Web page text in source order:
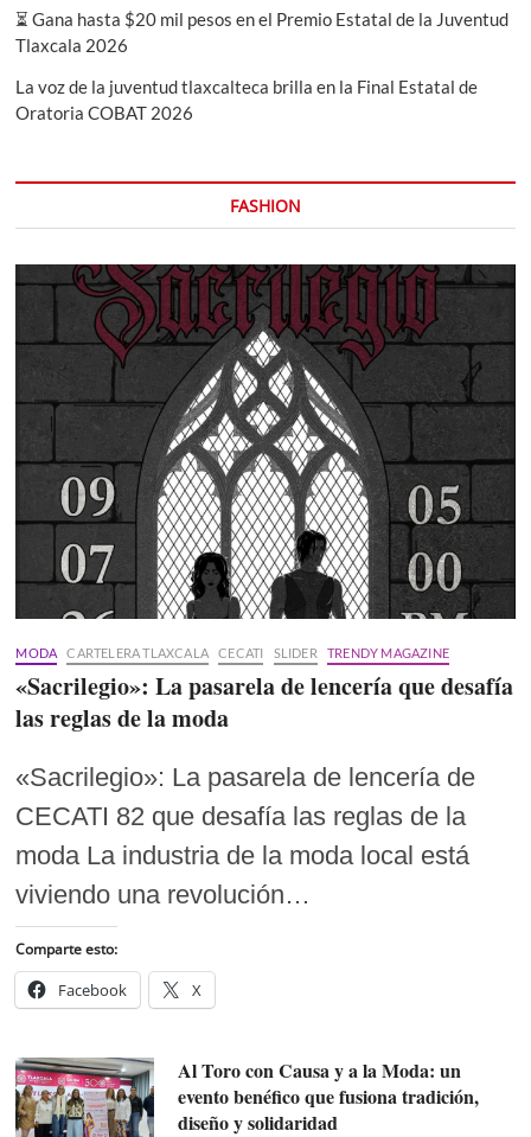
⏳ Gana hasta $20 mil pesos en el Premio Estatal de la Juventud
Tlaxcala 2026
La voz de la juventud tlaxcalteca brilla en la Final Estatal de
Oratoria COBAT 2026
FASHION
MODA CARTELERA TLAXCALA CECATI SLIDER TRENDY MAGAZINE
«Sacrilegio»: La pasarela de lencería que desafía
las reglas de la moda
«Sacrilegio»: La pasarela de lencería de
CECATI 82 que desafía las reglas de la
moda La industria de la moda local está
viviendo una revolución…
Comparte esto:
Facebook X
Al Toro con Causa y a la Moda: un
evento benéfico que fusiona tradición,
diseño y solidaridad